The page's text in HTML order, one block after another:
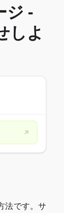
ジ -
しよ
法です。サ